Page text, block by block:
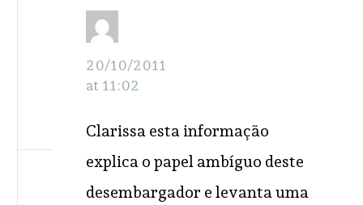
20/10/2011
at 11:02
Clarissa esta informação
explica o papel ambíguo deste
desembargador e levanta uma